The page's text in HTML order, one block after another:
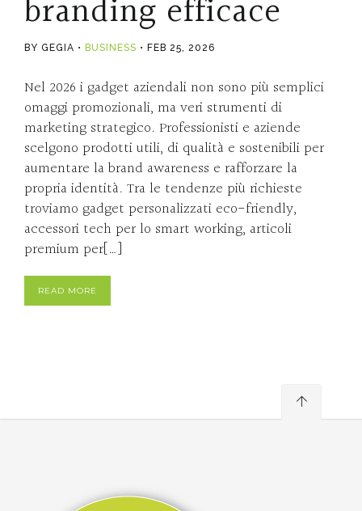
branding efficace
BY GEGIA BUSINESS FEB 25, 2026
Nel 2026 i gadget aziendali non sono più semplici
omaggi promozionali, ma veri strumenti di
marketing strategico. Professionisti e aziende
scelgono prodotti utili, di qualità e sostenibili per
aumentare la brand awareness e rafforzare la
propria identità. Tra le tendenze più richieste
troviamo gadget personalizzati eco-friendly,
accessori tech per lo smart working, articoli
premium per[…]
READ MORE